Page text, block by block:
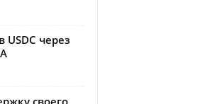
USDC через
своего